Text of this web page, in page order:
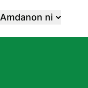
Amdanon ni